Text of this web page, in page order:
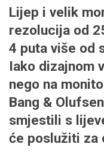
Lijep i velik
rezolucija od
4 puta više od
Iako dizajnom
nego na
Bang &
smjestili s
će poslužiti za